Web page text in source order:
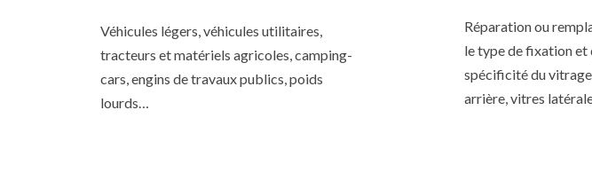
Véhicules légers, véhicules utilitaires,
tracteurs et matériels agricoles, camping-
cars, engins de travaux publics, poids
lourds…
Réparation ou
le type de fixation et
spécificité du
arrière, vitres